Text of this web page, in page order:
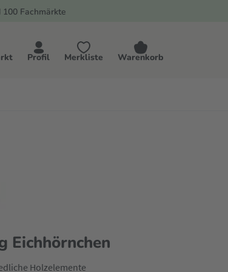
100 Fachmärkte
Profil Merkliste Warenkorb
Eichhörnchen
Holzelemente